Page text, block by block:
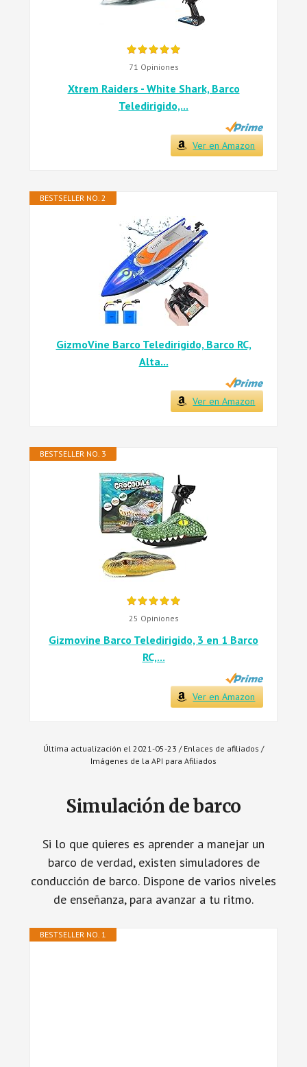
71 Opiniones
Xtrem Raiders - White Shark, Barco
Teledirigido,...
Ver en Amazon
BESTSELLER NO. 2
GizmoVine Barco Teledirigido, Barco RC,
Alta...
Ver en Amazon
BESTSELLER NO. 3
25 Opiniones
Gizmovine Barco Teledirigido, 3 en 1 Barco
RC,...
Ver en Amazon
Última actualización el 2021-05-23 / Enlaces de afiliados /
Imágenes de la API para Afiliados
Simulación de barco
Si lo que quieres es aprender a manejar un
barco de verdad, existen simuladores de
conducción de barco. Dispone de varios niveles
de enseñanza, para avanzar a tu ritmo.
BESTSELLER NO. 1